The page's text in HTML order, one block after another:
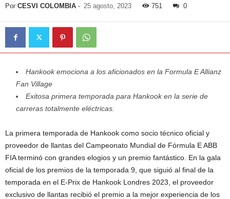
Por CESVI COLOMBIA - 25 agosto, 2023 751 0
Hankook emociona a los aficionados en la Formula E Allianz
Fan Village
Exitosa primera temporada para Hankook en la serie de
carreras totalmente eléctricas.
La primera temporada de Hankook como socio técnico oficial y
proveedor de llantas del Campeonato Mundial de Fórmula E ABB
FIA terminó con grandes elogios y un premio fantástico. En la gala
oficial de los premios de la temporada 9, que siguió al final de la
temporada en el E-Prix de Hankook Londres 2023, el proveedor
exclusivo de llantas recibió el premio a la mejor experiencia de los